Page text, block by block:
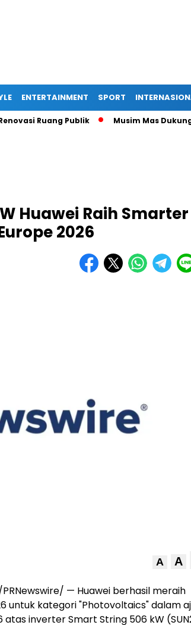
ENTERTAINMENT SPORT
Ruang Publik Musim Mas Dukung
Huawei Raih Smarter
2026
A A
PRNewswire/ — Huawei berhasil meraih
untuk kategori "Photovoltaics" dalam
atas inverter Smart String 506 kW